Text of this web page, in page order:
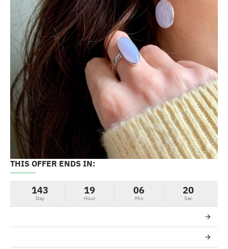
THIS OFFER ENDS IN:
143
Day
19
Hour
06
Min
20
Sec